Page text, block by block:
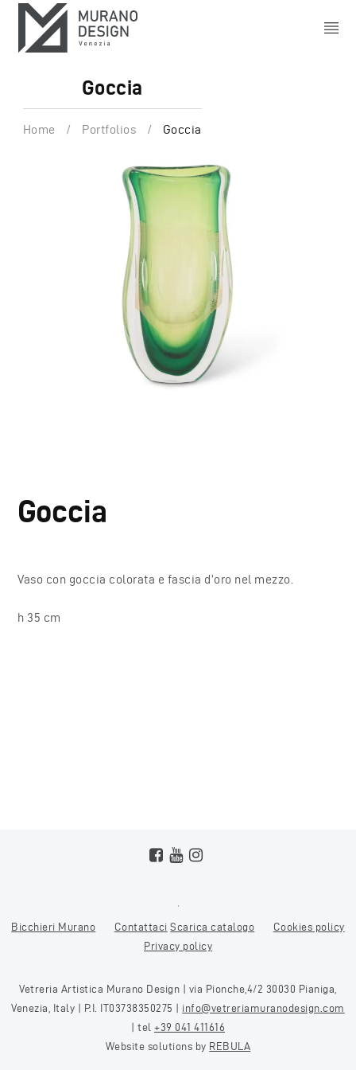
Goccia
Home / Portfolios / Goccia
Goccia
Vaso con goccia colorata e fascia d’oro nel mezzo.
h 35 cm
Bicchieri Murano Contattaci Scarica catalogo
Cookies policy
Privacy policy
Vetreria Artistica Murano Design | via Pionche,4/2 30030 Pianiga,
Venezia, Italy | P.I. IT03738350275 | info@vetreriamuranodesign.com
| tel +39 041 411616
Website solutions by REBULA